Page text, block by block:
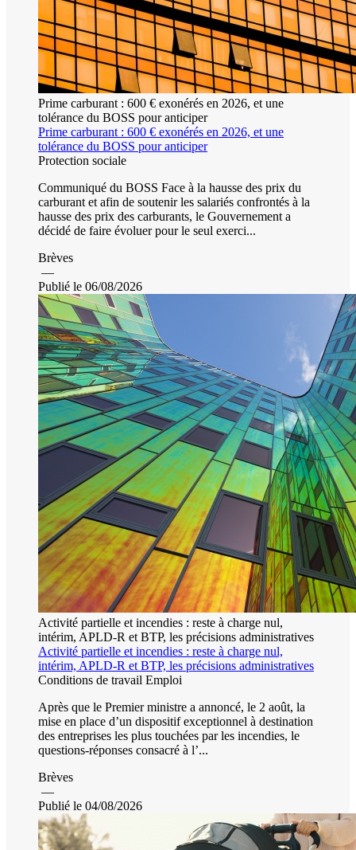
Prime carburant : 600 € exonérés en 2026, et une
tolérance du BOSS pour anticiper
Prime carburant : 600 € exonérés en 2026, et une
tolérance du BOSS pour anticiper
Protection sociale
Communiqué du BOSS Face à la hausse des prix du
carburant et afin de soutenir les salariés confrontés à la
hausse des prix des carburants, le Gouvernement a
décidé de faire évoluer pour le seul exerci...
Brèves
—
Publié le 06/08/2026
Activité partielle et incendies : reste à charge nul,
intérim, APLD-R et BTP, les précisions administratives
Activité partielle et incendies : reste à charge nul,
intérim, APLD-R et BTP, les précisions administratives
Conditions de travail Emploi
Après que le Premier ministre a annoncé, le 2 août, la
mise en place d’un dispositif exceptionnel à destination
des entreprises les plus touchées par les incendies, le
questions-réponses consacré à l’...
Brèves
—
Publié le 04/08/2026